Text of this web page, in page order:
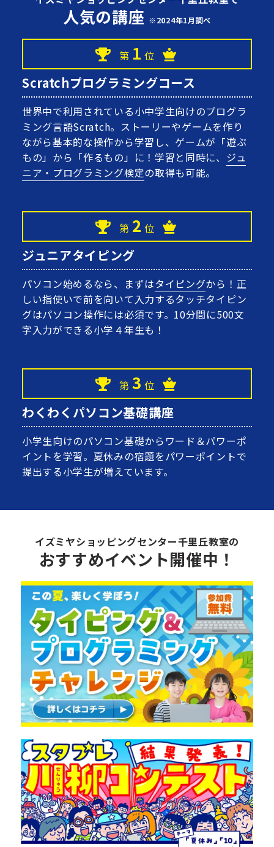
人気の講座 ※2024年1月調べ
第 1 位
Scratchプログラミングコース
世界中で利用されている小中学生向けのプログラ
ミング言語Scratch。ストーリーやゲームを作り
ながら基本的な操作から学習し、ゲームが「遊ぶ
もの」から「作るもの」に！学習と同時に、 ジュ
ニア・プログラミング検定の取得も可能。
第 2 位
ジュニアタイピング
パソコン始めるなら、まずはタイピングから！正
しい指使いで前を向いて入力するタッチタイピン
グはパソコン操作には必須です。10分間に500文
字入力ができる小学４年生も！
第 3 位
わくわくパソコン基礎講座
小学生向けのパソコン基礎からワード＆パワーポ
イントを学習。夏休みの宿題をパワーポイントで
提出する小学生が増えています。
イズミヤショッピングセンター千里丘教室の
おすすめイベント開催中！